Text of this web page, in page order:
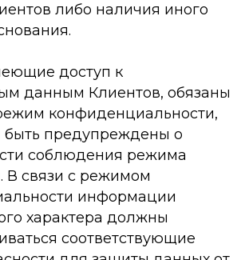
либо наличия иного
доступ к
данным Клиентов, обязаны
конфиденциальности,
предупреждены о
соблюдения режима
В связи с режимом
информации
характера должны
соответствующие